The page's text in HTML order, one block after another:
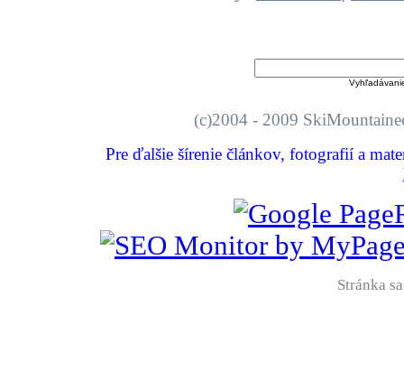
(c)2004 - 2009
Pre ďalšie šírenie článkov, fotografií a
Stránka